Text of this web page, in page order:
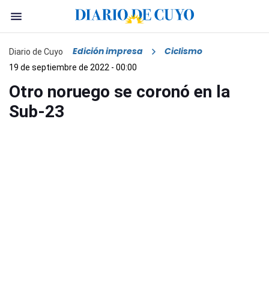
Diario de Cuyo Edición impresa Ciclismo
19 de septiembre de 2022 - 00:00
Otro noruego se coronó en la
Sub-23